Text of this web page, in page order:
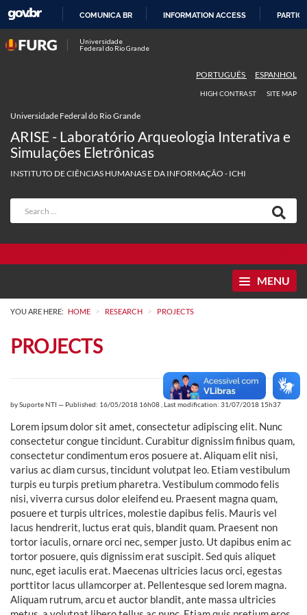
COMUNICA BR INFORMATION ACCESS
Universidade
Federal do Rio Grande
PORTUGUÊS ESPANHOL
HIGH CONTRAST SITE MAP
Universidade Federal do Rio Grande
ARISE - Laboratório Arqueologia Interativa e
Simulações Eletrônicas
INSTITUTO DE CIÊNCIAS HUMANAS E DA INFORMAÇÃO - ICHI
MENU
YOU ARE HERE: HOME > RESEARCH > PROJECTS
PROJECTS
bySuporte NTI — Published: 16/05/2018 16h08 Last modification: 31/07/2018 15h37
Lorem ipsum dolor sit amet, consectetur adipiscing elit. Nunc
consectetur congue tincidunt. Curabitur dignissim finibus quam,
consectetur condimentum eros posuere at. Aliquam elit nisi,
varius ac diam cursus, tincidunt volutpat leo. Etiam vestibulum
turpis eu turpis pretium pharetra. Vestibulum commodo felis
nisi, viverra cursus dolor eleifend eu. Praesent magna quam,
posuere et turpis ultrices, molestie dapibus felis. Mauris vel
lacus hendrerit, luctus erat quis, blandit quam. Praesent non
tortor iaculis, ornare orci nec, semper justo. Ut dapibus enim ac
tortor posuere, quis dignissim erat suscipit. Sed quis aliquet
nunc, eget iaculis erat. Maecenas ultricies lacus orci, egestas
porttitor lacus ullamcorper at. Pellentesque sed lorem magna.
Aliquam rutrum, arcu et auctor blandit, ante massa ultricies